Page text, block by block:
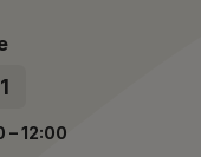
of bediening
– 12:00